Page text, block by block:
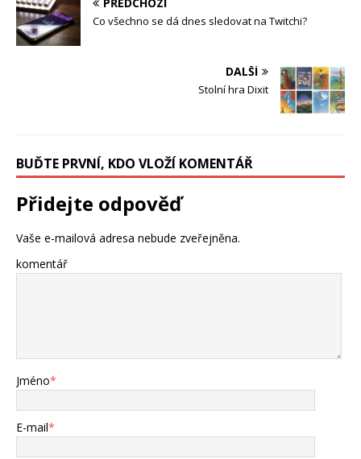
Co všechno se dá dnes sledovat na Twitchi?
DALŠÍ
Stolní hra Dixit
BUĎTE PRVNÍ, KDO VLOŽÍ KOMENTÁŘ
Přidejte odpověď
Vaše e-mailová adresa nebude zveřejněna.
komentář
Jméno*
E-mail*